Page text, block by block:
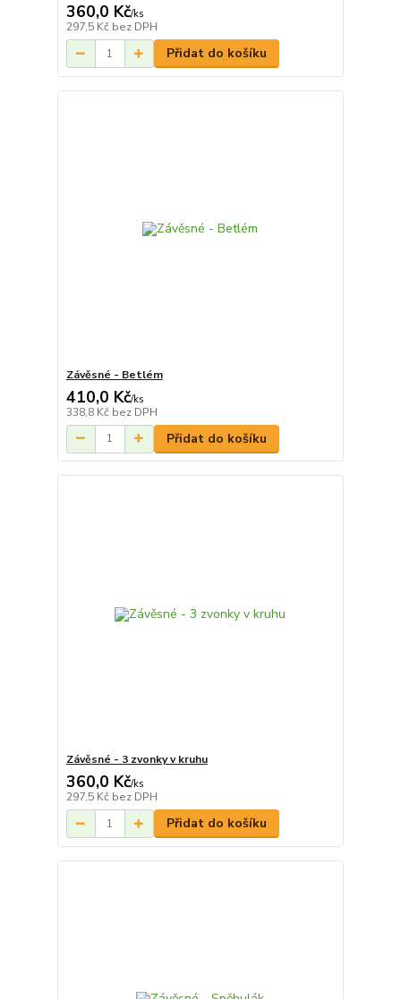
360,0 Kč/ks
297,5 Kč bez DPH
Přidat do košíku
Závěsné - Betlém
410,0 Kč/ks
338,8 Kč bez DPH
Přidat do košíku
Závěsné - 3 zvonky v kruhu
360,0 Kč/ks
297,5 Kč bez DPH
Přidat do košíku